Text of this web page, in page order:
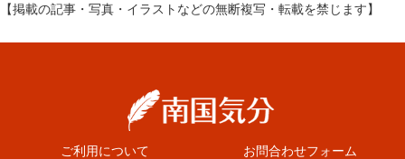
【掲載の記事・写真・イラストなどの無断複写・転載を禁じます】
ご利用について
お問合わせフォーム